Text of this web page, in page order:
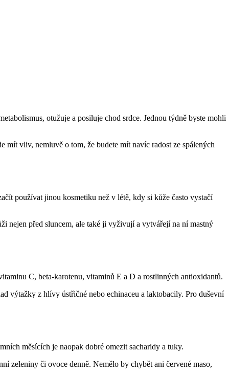
otužuje a posiluje chod srdce. Jednou týdně byste mohli
vliv, nemluvě o tom, že budete mít navíc radost ze spálených
používat jinou kosmetiku než v létě, kdy si kůže často vystačí
nejen před sluncem, ale také ji vyživují a vytvářejí na ní mastný
C, beta-karotenu, vitaminů E a D a rostlinných antioxidantů.
výtažky z hlívy ústřičné nebo echinaceu a laktobacily. Pro duševní
měsících je naopak dobré omezit sacharidy a tuky.
zeleniny či ovoce denně. Nemělo by chybět ani červené maso,